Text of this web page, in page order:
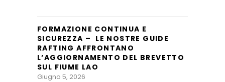
FORMAZIONE CONTINUA E
SICUREZZA – LE NOSTRE GUIDE
RAFTING AFFRONTANO
L’AGGIORNAMENTO DEL BREVETTO
SUL FIUME LAO
Giugno 5, 2026